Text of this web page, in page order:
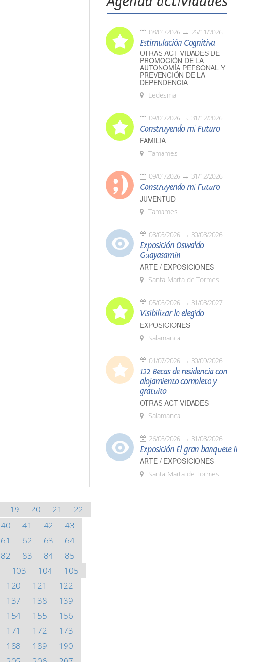
19 20 21
22
40 41 42
43
61 62 63
64
82 83 84
85
103 104
105
120 121
122
137 138
139
154 155
156
171 172
173
188 189
190
08/01/2026 26/11/2026
Estimulación Cognitiva
OTRAS ACTIVIDADES DE
PROMOCIÓN DE LA
AUTONOMÍA PERSONAL Y
PREVENCIÓN DE LA
DEPENDENCIA
Ledesma
09/01/2026 31/12/2026
Construyendo mi Futuro
FAMILIA
Tamames
09/01/2026 31/12/2026
Construyendo mi Futuro
JUVENTUD
Tamames
08/05/2026 30/08/2026
Exposición Oswaldo
Guayasamín
ARTE / EXPOSICIONES
Santa Marta de Tormes
05/06/2026 31/03/2027
Visibilizar lo elegido
EXPOSICIONES
Salamanca
01/07/2026 30/09/2026
122 Becas de residencia con
alojamiento completo y
gratuito
OTRAS ACTIVIDADES
Salamanca
26/06/2026 31/08/2026
Exposición El gran banquete II
ARTE / EXPOSICIONES
Santa Marta de Tormes